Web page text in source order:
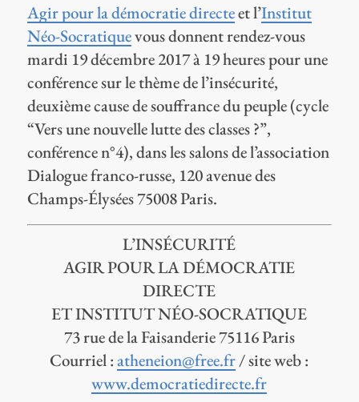
Agir pour la démocratie directeet l’Institut
Néo-Socratiquevous donnent rendez-vous
mardi 19 décembre 2017 à 19 heures pour une
conférence sur le thème de l’insécurité,
deuxième cause de souffrance du peuple (cycle
“Vers une nouvelle lutte des classes ?”,
conférence n°4), dans les salons de l’association
Dialogue franco-russe, 120 avenue des
Champs-Élysées 75008 Paris.
L’INSÉCURITÉ
AGIR POUR LA DÉMOCRATIE
DIRECTE
ET INSTITUT NÉO-SOCRATIQUE
73 rue de la Faisanderie 75116 Paris
Courriel :atheneion@free.fr/ site web :
www.democratiedirecte.fr